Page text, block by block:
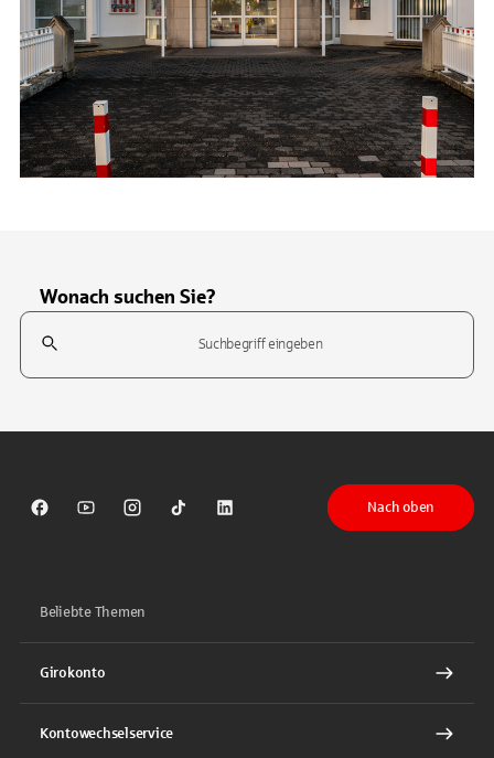
Wonach suchen Sie?
Suchfeld
Sparkasse auf Facebook
Sparkasse auf Youtube
Sparkasse auf Instagram
Sparkasse auf TikTok
Sparkasse auf LinkedIn
Nach oben
Beliebte Themen
Girokonto
Kontowechselservice